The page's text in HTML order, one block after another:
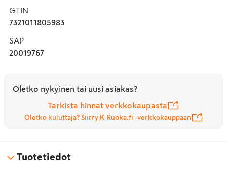
GTIN
7321011805983
SAP
20019767
Oletko nykyinen tai uusi asiakas?
Tarkista hinnat verkkokaupasta
Oletko kuluttaja? Siirry K-Ruoka.fi -verkkokauppaan
Tuotetiedot